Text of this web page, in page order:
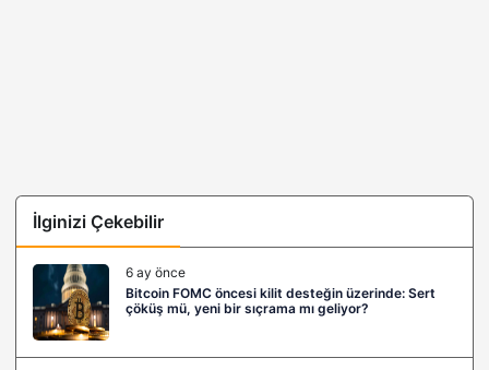
İlginizi Çekebilir
6 ay önce
Bitcoin FOMC öncesi kilit desteğin üzerinde: Sert
çöküş mü, yeni bir sıçrama mı geliyor?